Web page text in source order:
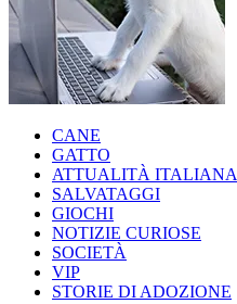
CANE
GATTO
ATTUALITÀ ITALIANA
SALVATAGGI
GIOCHI
NOTIZIE CURIOSE
SOCIETÀ
VIP
STORIE DI ADOZIONE